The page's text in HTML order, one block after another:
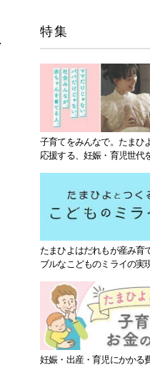
特集
子育てをみんなで。たまひ
応援する、妊娠・育児世代
たまひよはだれもが産み育
ブルなこどものミライの実
妊娠・出産・育児にかかる